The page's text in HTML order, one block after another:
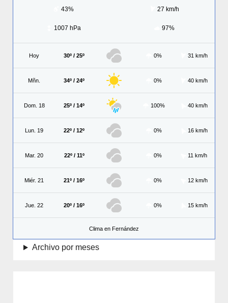
43% 27 km/h
1007 hPa 97%
Hoy 30º / 25º 0% 31 km/h
Mñn. 34º / 24º 0% 40 km/h
Dom. 18 25º / 14º 100% 40 km/h
Lun. 19 22º / 12º 0% 16 km/h
Mar. 20 22º / 11º 0% 11 km/h
Miér. 21 21º / 16º 0% 12 km/h
Jue. 22 20º / 16º 0% 15 km/h
Clima en Fernández
Archivo por meses